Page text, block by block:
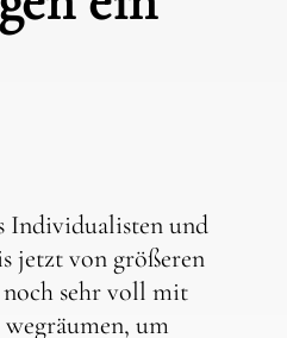
Individualisten und
jetzt von größeren
noch sehr voll mit
um